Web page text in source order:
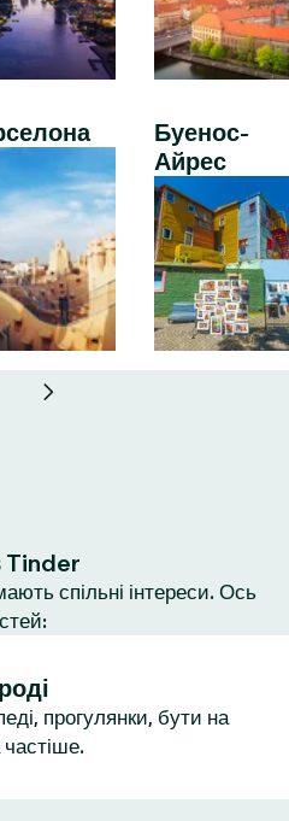
Буенос-
Айрес
Tinder
спільні інтереси. Ось
прогулянки, бути на
частіше.